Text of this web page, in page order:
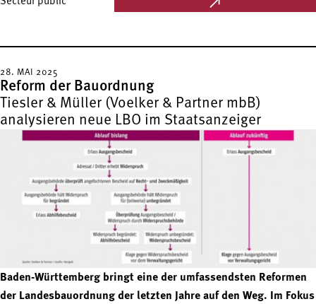
28. MAI 2025
Reform der Bauordnung
Tiesler & Müller (Voelker & Partner mbB)
analysieren neue LBO im Staatsanzeiger
Baden-Württemberg bringt eine der umfassendsten Reformen
der Landesbauordnung der letzten Jahre auf den Weg. Im Fokus